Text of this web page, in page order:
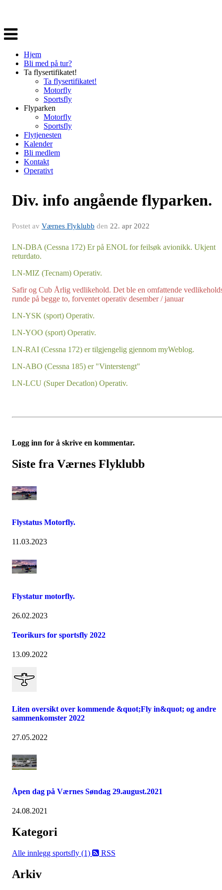
Veksle
navigasjon
Hjem
Bli med på tur?
Ta flysertifikatet!
Ta flysertifikatet!
Motorfly
Sportsfly
Flyparken
Motorfly
Sportsfly
Flytjenesten
Kalender
Bli medlem
Kontakt
Operativt
Div. info angående flyparken.
Postet av Værnes Flyklubb den 22. apr 2022
LN-DBA (Cessna 172) Er på ENOL for feilsøk avionikk. Ukjent
returdato.
LN-MIZ (Tecnam) Operativ.
Safir og Cub Årlig vedlikehold. Det ble en omfattende
runde på begge to, forventet operativ desember / januar
LN-YSK (sport) Operativ.
LN-YOO (sport) Operativ.
LN-RAI (Cessna 172) er tilgjengelig gjennom myWeblog.
LN-ABO (Cessna 185) er "Vinterstengt"
LN-LCU (Super Decatlon) Operativ.
Logg inn for å skrive en kommentar.
Siste fra Værnes Flyklubb
Flystatus Motorfly.
11.03.2023
Flystatur motorfly.
26.02.2023
Teorikurs for sportsfly 2022
13.09.2022
Liten oversikt over kommende &quot;Fly in&quot; og andre
sammenkomster 2022
27.05.2022
Åpen dag på Værnes Søndag 29.august.2021
24.08.2021
Kategori
Alle innlegg sportsfly (1) RSS
Arkiv